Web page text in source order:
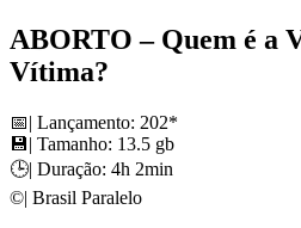
ABORTO – Quem é a
Vítima?
📅| Lançamento: 202*
💾| Tamanho: 13.5 gb
🕒| Duração: 4h 2min
©️| Brasil Paralelo